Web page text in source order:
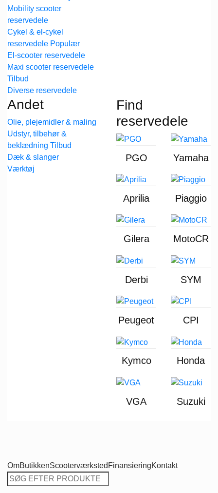
Mobility scooter
reservedele
Cykel & el-cykel
reservedele
El-scooter reservedele
Maxi scooter reservedele
Diverse reservedele
Andet
Olie, plejemidler & maling
Udstyr, tilbehør &
beklædning
Dæk & slanger
Værktøj
Find
reservedele
PGO Yamaha
Aprilia Piaggio
Gilera MotoCR
Derbi SYM
Peugeot CPI
Kymco Honda
VGA Suzuki
OmButikkenScooterværksted FinansieringKontakt
Søg
efter: